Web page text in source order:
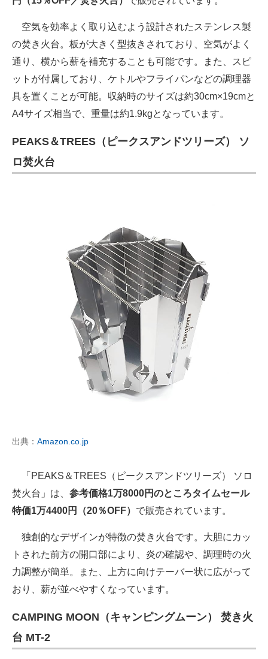
空気を効率よく取り込むよう設計されたステンレス製
の焚き火台。板が大きく型抜きされており、空気がよく
通り、横から薪を補充することも可能です。また、スピ
ットが付属しており、ケトルやフライパンなどの調理器
具を置くことが可能。収納時のサイズは約30cm×19cmと
A4サイズ相当で、重量は約1.9kgとなっています。
PEAKS＆TREES（ピークスアンドツリーズ） ソ
ロ焚火台
出典： Amazon.co.jp
「PEAKS＆TREES（ピークスアンドツリーズ） ソロ
焚火台」は、 参考価格1万8000円のところタイムセール
特価1万4400円（20％OFF） で販売されています。
独創的なデザインが特徴の焚き火台です。大胆にカッ
トされた前方の開口部により、炎の確認や、調理時の火
力調整が簡単。また、上方に向けテーバー状に広がって
おり、薪が並べやすくなっています。
CAMPING MOON（キャンピングムーン） 焚き火
台 MT-2